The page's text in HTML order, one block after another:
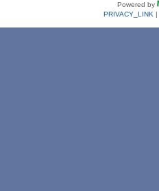
Powered by
PRIVACY_LINK |